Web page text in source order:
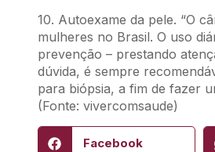
10. Autoexame da pele. “O
mulheres no Brasil. O uso
prevenção – prestando
dúvida, é sempre
para biópsia, a fim de fazer
(Fonte: vivercomsaude)
Facebook